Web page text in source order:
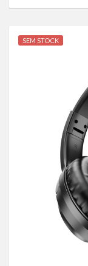
SEM STOCK